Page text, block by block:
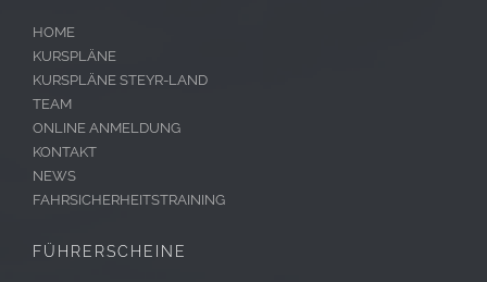
HOME
KURSPLÄNE
KURSPLÄNE STEYR-LAND
TEAM
ONLINE ANMELDUNG
KONTAKT
NEWS
FAHRSICHERHEITSTRAINING
FÜHRERSCHEINE